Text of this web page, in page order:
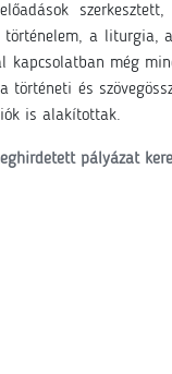
a liturgia,
kapcsolatban még
és
is alakítottak.
pályázat